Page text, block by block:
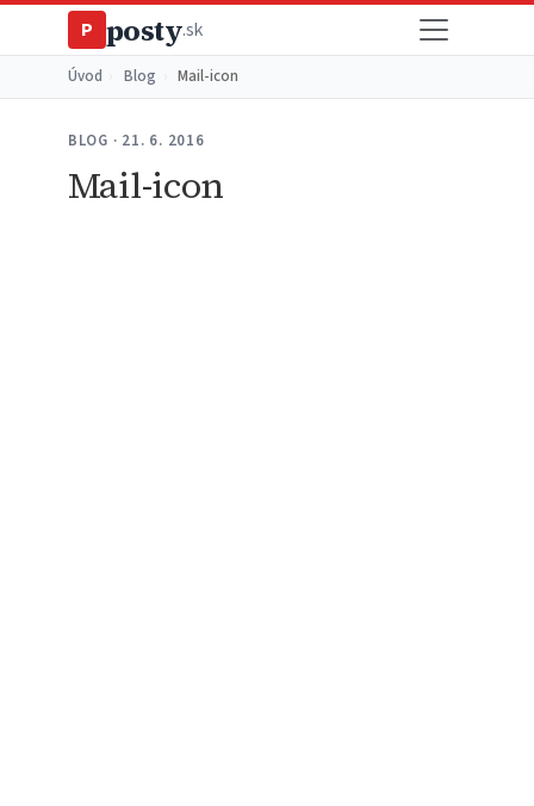
P posty.sk
Úvod Blog Mail-icon
BLOG · 21. 6. 2016
Mail-icon